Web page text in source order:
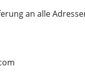
an alle